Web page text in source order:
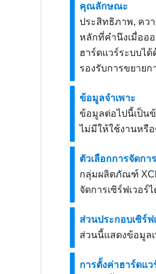
คุณลักษณะ
ประสิทธิภาพ, คว
หลักที่คำนึงเมื่ออ
ฮาร์ดแวร์ระบบไ
รองรับการขยาย
ข้อมูลจำเพาะ
ข้อมูลต่อไปนี้เป็น
ไม่มีให้ใช้งานหรื
ตัวเลือกการจัดการ
กลุ่มผลิตภัณฑ์
จัดการเซิร์ฟเวอ
ส่วนประกอบเซิร์ฟ
ส่วนนี้แสดงข้อมูล
การตั้งค่าฮาร์ดแว